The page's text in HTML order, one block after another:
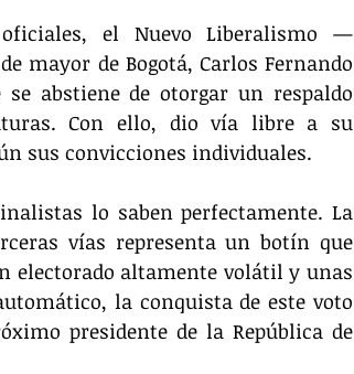
el Nuevo Liberalismo —
mayor de Bogotá, Carlos Fernando
abstiene de otorgar un respaldo
Con ello, dio vía libre a su
sus convicciones individuales.
lo saben perfectamente. La
vías representa un botín que
electorado altamente volátil y unas
la conquista de este voto
presidente de la República de